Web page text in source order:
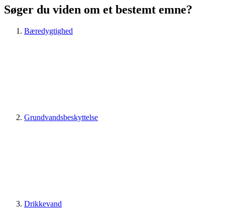
Søger du viden om et bestemt emne?
Bæredygtighed
Grundvandsbeskyttelse
Drikkevand